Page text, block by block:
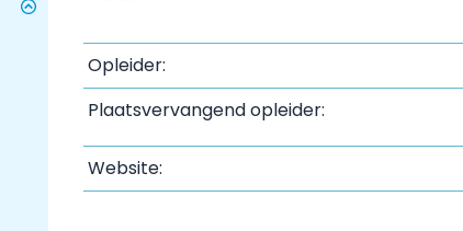
Opleider:
Plaatsvervangend opleider:
Website: